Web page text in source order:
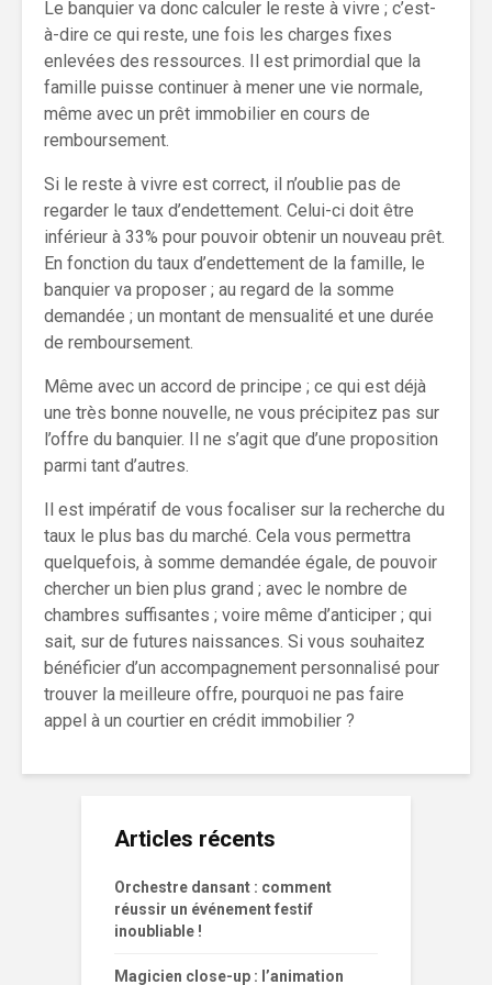
Le banquier va donc calculer le reste à vivre ; c’est-
à-dire ce qui reste, une fois les charges fixes
enlevées des ressources. Il est primordial que la
famille puisse continuer à mener une vie normale,
même avec un prêt immobilier en cours de
remboursement.
Si le reste à vivre est correct, il n’oublie pas de
regarder le taux d’endettement. Celui-ci doit être
inférieur à 33% pour pouvoir obtenir un nouveau prêt.
En fonction du taux d’endettement de la famille, le
banquier va proposer ; au regard de la somme
demandée ; un montant de mensualité et une durée
de remboursement.
Même avec un accord de principe ; ce qui est déjà
une très bonne nouvelle, ne vous précipitez pas sur
l’offre du banquier. Il ne s’agit que d’une proposition
parmi tant d’autres.
Il est impératif de vous focaliser sur la recherche du
taux le plus bas du marché. Cela vous permettra
quelquefois, à somme demandée égale, de pouvoir
chercher un bien plus grand ; avec le nombre de
chambres suffisantes ; voire même d’anticiper ; qui
sait, sur de futures naissances. Si vous souhaitez
bénéficier d’un accompagnement personnalisé pour
trouver la meilleure offre, pourquoi ne pas faire
appel à un courtier en crédit immobilier ?
Articles récents
Orchestre dansant : comment
réussir un événement festif
inoubliable !
Magicien close-up : l’animation